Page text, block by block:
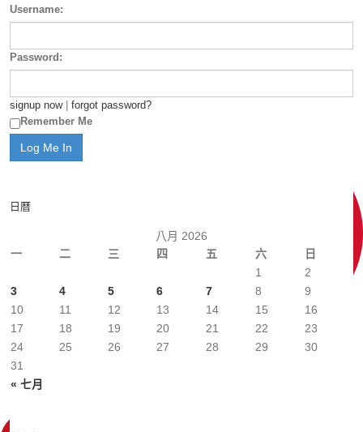
Username:
Password:
signup now| forgot password?
Remember Me
日曆
八月 2026
一
二 三 四 五 六 日
« 七月
1
2
3
4 5 6 7 8
9
10
11 12 13 14 15
16
17
18 19 20 21 22
23
24
25 26 27 28 29
30
31